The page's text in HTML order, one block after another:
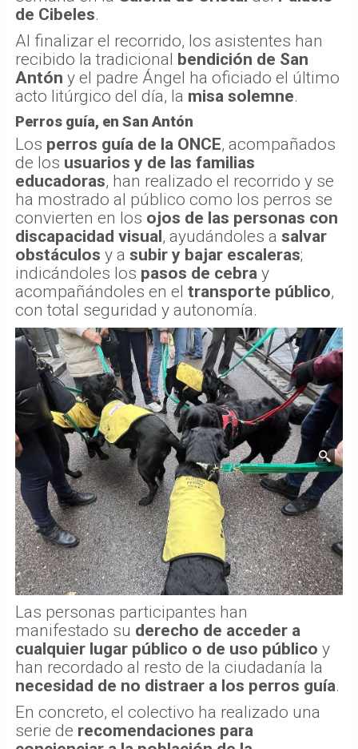
de Cibeles.
Al finalizar el recorrido, los asistentes han
recibido la tradicional bendición de San
Antón y el padre Ángel ha oficiado el último
acto litúrgico del día, la misa solemne.
Perros guía, en San Antón
Los perros guía de la ONCE, acompañados
de los usuarios y de las familias
educadoras, han realizado el recorrido y se
ha mostrado al público como los perros se
convierten en los ojos de las personas con
discapacidad visual, ayudándoles a salvar
obstáculos y a subir y bajar escaleras;
indicándoles los pasos de cebra y
acompañándoles en el transporte público,
con total seguridad y autonomía.
Las personas participantes han
manifestado su derecho de acceder a
cualquier lugar público o de uso público y
han recordado al resto de la ciudadanía la
necesidad de no distraer a los perros guía.
En concreto, el colectivo ha realizado una
serie de recomendaciones para